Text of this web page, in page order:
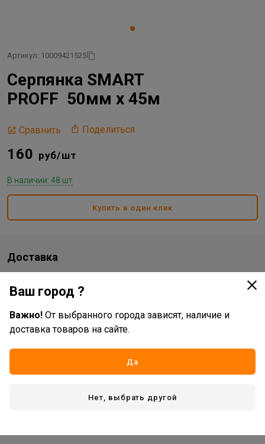
Артикул: 10009421525
Серпянка SMART
PROFF 50мм х 45м
Сравнить Поделиться
160 руб/шт
В наличии: 48 шт
Купить в один клик
Доставка
оформлении заказа.
Характеристики
Ваш город ?
Важно! От выбранного города зависят, наличие и
доставка товаров на сайте.
Да
Нет, выбрать другой